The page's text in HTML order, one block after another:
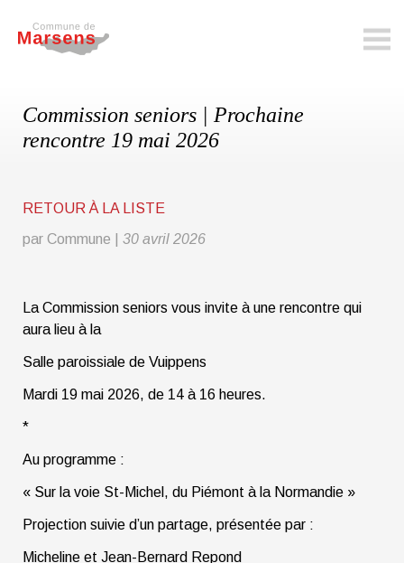
Commission seniors | Prochaine
rencontre 19 mai 2026
RETOUR À LA LISTE
par Commune 30 avril 2026
La Commission seniors vous invite à une rencontre qui
aura lieu à la
Salle paroissiale de Vuippens
Mardi 19 mai 2026, de 14 à 16 heures.
*
Au programme :
« Sur la voie St-Michel, du Piémont à la Normandie »
Projection suivie d’un partage, présentée par :
Micheline et Jean-Bernard Repond